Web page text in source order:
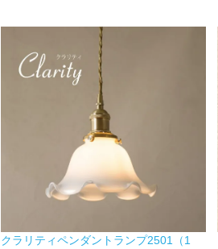
クラリティペンダントランプ2501（1